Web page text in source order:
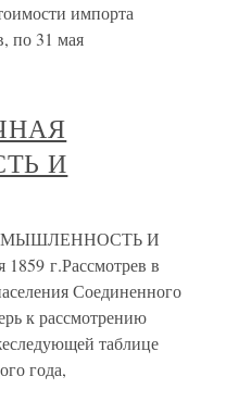
импорта
по 31 мая
И
И
г.Рассмотрев в
Соединенного
к рассмотрению
таблице
года,